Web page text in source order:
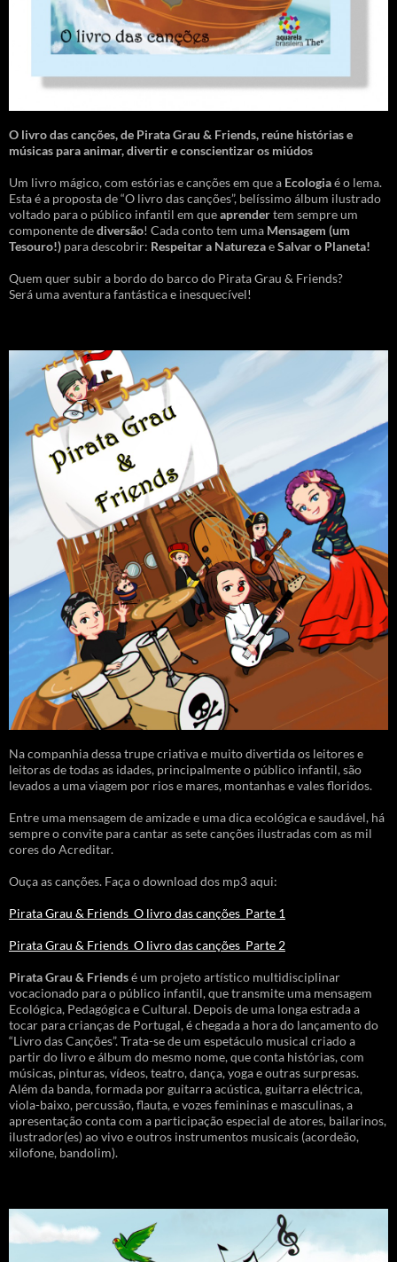
O livro das canções,de Pirata Grau & Friends, reúne histórias e
músicas para animar, divertir e conscientizar os miúdos
Um livro mágico, com estórias e canções em que a Ecologiaé o lema.
Esta é a proposta de “O livro das canções”, belíssimo álbum ilustrado
voltado para o público infantil em queaprendertem sempre um
componente dediversão! Cada conto tem uma Mensagem (um
Tesouro!) para descobrir: Respeitar a NaturezaeSalvar o Planeta!
Quem quer subir a bordo do barco do Pirata Grau & Friends?
Será uma aventura fantástica e inesquecível!
Na companhia dessa trupe criativa e muito divertida os leitores e
leitoras de todas as idades, principalmente o público infantil, são
levados a uma viagem por rios e mares, montanhas e vales floridos.
Entre uma mensagem de amizade e uma dica ecológica e saudável, há
sempre o convite para cantar as sete canções ilustradas com as mil
cores do Acreditar.
Ouça as canções. Faça o download dos mp3 aqui:
Pirata Grau & Friends_O livro das canções_Parte 1
Pirata Grau & Friends_O livro das canções_Parte 2
Pirata Grau & Friendsé um projeto artístico multidisciplinar
vocacionado para o público infantil, que transmite uma mensagem
Ecológica, Pedagógica e Cultural. Depois de uma longa estrada a
tocar para crianças de Portugal, é chegada a hora do lançamento do
“Livro das Canções”. Trata-se de um espetáculo musical criado a
partir do livro e álbum do mesmo nome, que conta histórias, com
músicas, pinturas, vídeos, teatro, dança, yoga e outras surpresas.
Além da banda, formada por guitarra acústica, guitarra eléctrica,
viola-baixo, percussão, flauta, e vozes femininas e masculinas, a
apresentação conta com a participação especial de atores, bailarinos,
ilustrador(es) ao vivo e outros instrumentos musicais (acordeão,
xilofone, bandolim).